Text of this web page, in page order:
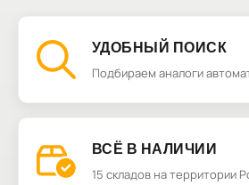
УДОБНЫЙ ПОИСК
Подбираем аналоги
ВСЁ В НАЛИЧИИ
15 складов на территории